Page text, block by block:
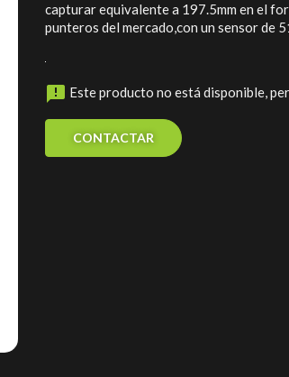
capturar equivalente a 197.5mm en el
punteros del mercado,con un sensor de
 Este producto no está disponible,
CONTACTAR